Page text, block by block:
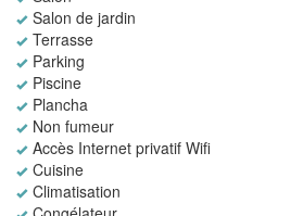
Salon de jardin
Terrasse
Parking
Piscine
Plancha
Non fumeur
Accès Internet privatif Wifi
Cuisine
Climatisation